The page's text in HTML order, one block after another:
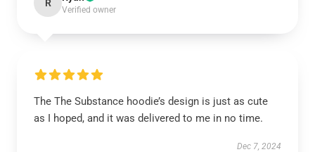
R
Verified owner
The The Substance hoodie’s design is just as cute
as I hoped, and it was delivered to me in no time.
Dec 7, 2024